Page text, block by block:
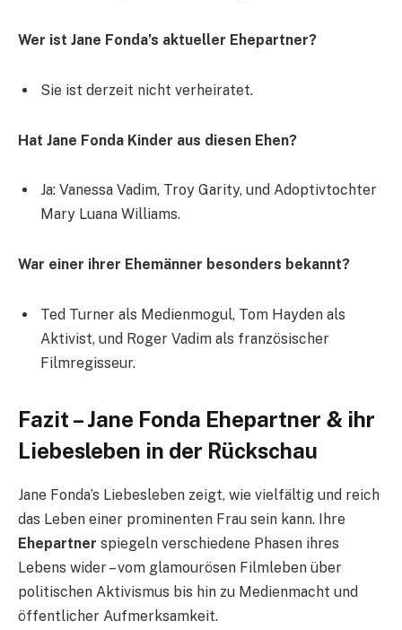
Wer ist Jane Fonda’s aktueller Ehepartner?
Sie ist derzeit nicht verheiratet.
Hat Jane Fonda Kinder aus diesen Ehen?
Ja: Vanessa Vadim, Troy Garity, und Adoptivtochter
Mary Luana Williams.
War einer ihrer Ehemänner besonders bekannt?
Ted Turner als Medienmogul, Tom Hayden als
Aktivist, und Roger Vadim als französischer
Filmregisseur.
Fazit – Jane Fonda Ehepartner & ihr
Liebesleben in der Rückschau
Jane Fonda’s Liebesleben zeigt, wie vielfältig und reich
das Leben einer prominenten Frau sein kann. Ihre
Ehepartner spiegeln verschiedene Phasen ihres
Lebens wider – vom glamourösen Filmleben über
politischen Aktivismus bis hin zu Medienmacht und
öffentlicher Aufmerksamkeit.